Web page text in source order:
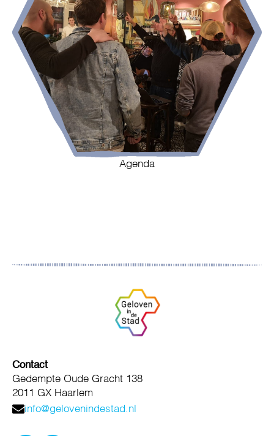
Agenda
Contact
Gedempte Oude Gracht 138
2011 GX Haarlem
info@gelovenindestad.nl